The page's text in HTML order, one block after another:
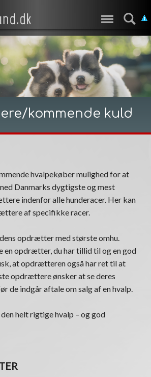
kommende kuld
hvalpekøber mulighed for at
Danmarks dygtigste og mest
indenfor alle hunderacer. Her kan
af specifikke racer.
opdrætter med største omhu.
en opdrætter, du har tillid til og en god
at opdrætteren også har ret til at
opdrættere ønsker at se deres
de indgår aftale om salg af en hvalp.
helt rigtige hvalp – og god